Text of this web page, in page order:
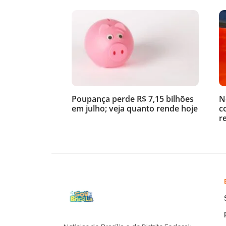
Poupança perde R$ 7,15 bilhões
em julho; veja quanto rende hoje